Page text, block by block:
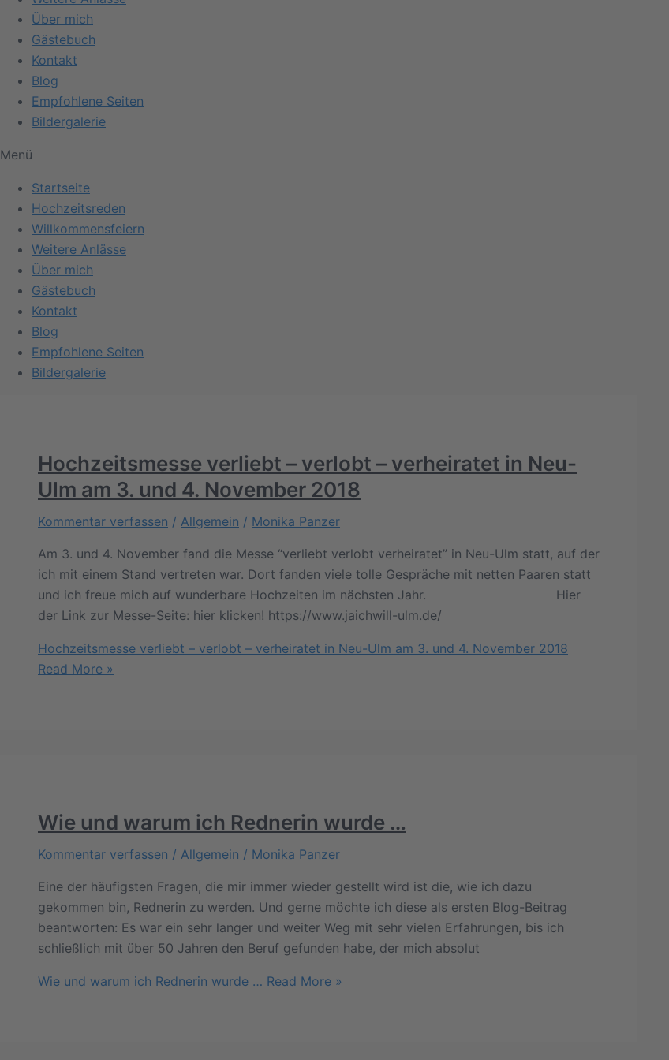
Über mich
Gästebuch
Kontakt
Blog
Empfohlene Seiten
Bildergalerie
Menü
Startseite
Hochzeitsreden
Willkommensfeiern
Weitere Anlässe
Über mich
Gästebuch
Kontakt
Blog
Empfohlene Seiten
Bildergalerie
Hochzeitsmesse verliebt – verlobt – verheiratet in Neu-
Ulm am 3. und 4. November 2018
Kommentar verfassen / Allgemein / Monika Panzer
Am 3. und 4. November fand die Messe “verliebt verlobt verheiratet” in Neu-Ulm statt, auf der
ich mit einem Stand vertreten war. Dort fanden viele tolle Gespräche mit netten Paaren statt
und ich freue mich auf wunderbare Hochzeiten im nächsten Jahr. Hier
der Link zur Messe-Seite: hier klicken! https://www.jaichwill-ulm.de/
Hochzeitsmesse verliebt – verlobt – verheiratet in Neu-Ulm am 3. und 4. November 2018
Read More »
Wie und warum ich Rednerin wurde …
Kommentar verfassen / Allgemein / Monika Panzer
Eine der häufigsten Fragen, die mir immer wieder gestellt wird ist die, wie ich dazu
gekommen bin, Rednerin zu werden. Und gerne möchte ich diese als ersten Blog-Beitrag
beantworten: Es war ein sehr langer und weiter Weg mit sehr vielen Erfahrungen, bis ich
schließlich mit über 50 Jahren den Beruf gefunden habe, der mich absolut
Wie und warum ich Rednerin wurde … Read More »